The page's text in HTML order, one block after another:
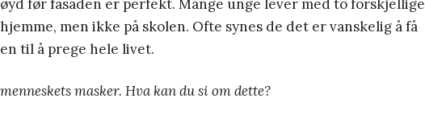
før fasaden er perfekt. Mange unge lever med to forskjellige
men ikke på skolen. Ofte synes de det er vanskelig å få
til å prege hele livet.
masker. Hva kan du si om dette?